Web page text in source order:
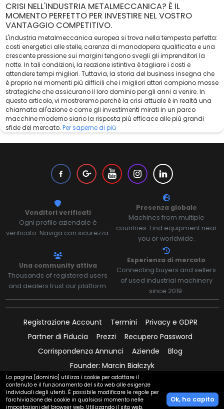
CRISI NELL'INDUSTRIA METALMECCANICA? È IL
MOMENTO PERFETTO PER INVESTIRE NEL VOSTRO
VANTAGGIO COMPETITIVO.
L'industria metalmeccanica europea si trova nella tempesta perfetta:
costi energetici alle stelle, carenza di manodopera qualificata e una
crescente pressione sui margini tengono svegli gli imprenditori la
notte. In tali condizioni, la reazione istintiva è tagliare i costi e
attendere tempi migliori. Tuttavia, la storia del business insegna che
è proprio nei momenti più difficili che i migliori attori compiono mosse
strategiche che assicurano il loro dominio per gli anni a venire. In
questo articolo, vi mostreremo perché la crisi attuale è in realtà una
chiamata all'azione e come gli investimenti mirati in un parco
macchine moderno siano la risposta più efficace alle più grandi
sfide del mercato. Per saperne di più
Venditori verificati
Ogni profilo aziendale è
verificato. Naviga con sicurezza.
Presenza globale
Machines from multiple
countries. Find equipment near
you or worldwide.
Una community attiva
Thousands of registered users
and dealers trust our platform.
Esperienza di mercato
Connecting buyers and sellers
of used industrial machinery
since 2019.
Registrazione Account Termini
Privacy e GDPR
Partner di Fiducia
Prezzi
Recupero Password
Corrispondenza Annunci
Aziende
Blog
Founder: Marcin Białczyk
Pagamenti supportati da:
La pagina [dominio] utilizza i cookie per adattare il
contenuto e il funzionamento del sito web alle esigenze
individuali degli utenti. È possibile modificare le regole per
l'archiviazione dei cookie in qualsiasi momento nelle
impostazioni del browser web. Utilizzando il sito web,
Ok, ho capito